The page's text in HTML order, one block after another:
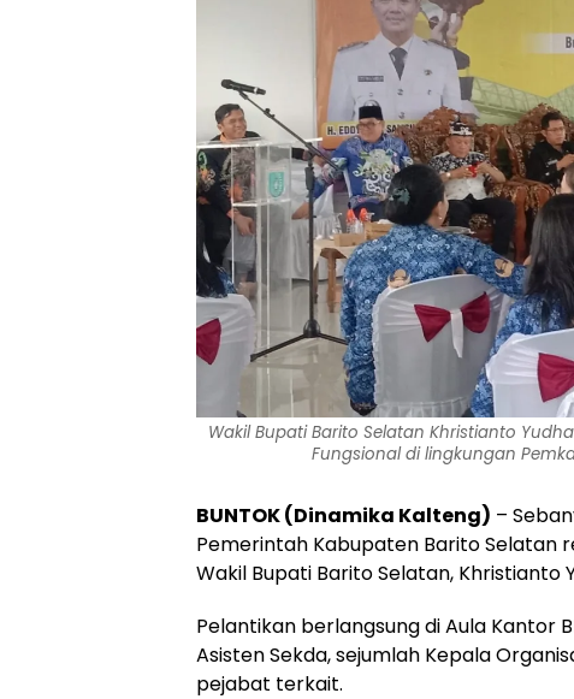
Wakil Bupati Barito Selatan Khristianto
Fungsional di lingkungan
BUNTOK (Dinamika Kalteng) –
Pemerintah Kabupaten Barito Selatan
Wakil Bupati Barito Selatan, Khristianto
Pelantikan berlangsung di Aula Kantor
Asisten Sekda, sejumlah Kepala
pejabat terkait.